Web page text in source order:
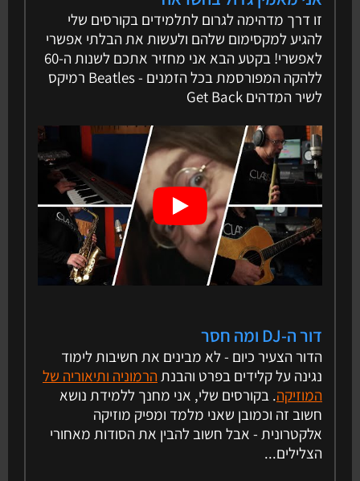
זו דרך מדהימה לגרום לתלמידים בקורסים שלי
להגיע למקסימום שלהם ולעשות את הבלתי אפשרי
לאפשרי! בקטע הבא אני מחזיר אתכם לשנות ה-60
ללהקה המפורסמת בכל הזמנים - Beatles רמיקס
לשיר המדהים Get Back
דור ה-DJ ומה חסר
הדור הצעיר כיום - לא מבינים את חשיבות לימוד
נגינה על קלידים בפרט והבנת הרמוניה ותיאוריה של
המוזיקה. בקורסים שלי, אני מחנך ללמידת נושא
חשוב זה וכמובן שאני מלמד ומפיק מוזיקה
אלקטרונית - אבל חשוב להבין את הסודות מאחורי
הצלילים...